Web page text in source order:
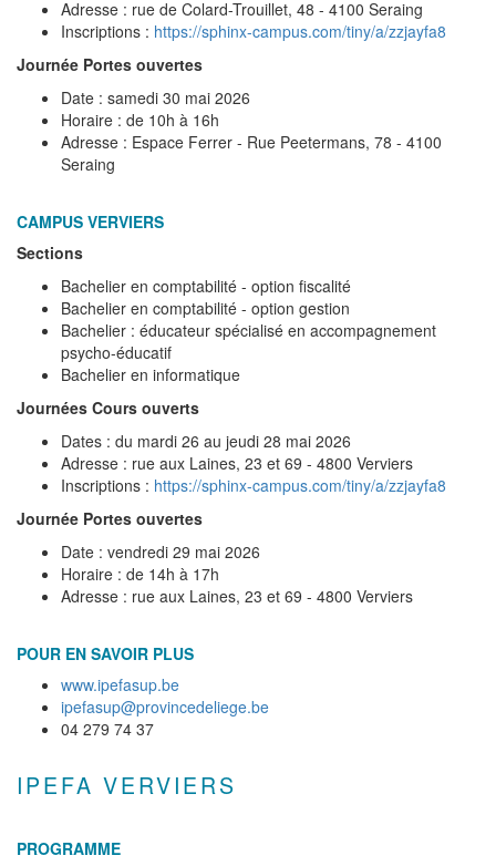
Adresse : rue de Colard-Trouillet, 48 - 4100 Seraing
Inscriptions : https://sphinx-campus.com/tiny/a/zzjayfa8
Journée Portes ouvertes
Date : samedi 30 mai 2026
Horaire : de 10h à 16h
Adresse : Espace Ferrer - Rue Peetermans, 78 - 4100
Seraing
CAMPUS VERVIERS
Sections
Bachelier en comptabilité - option fiscalité
Bachelier en comptabilité - option gestion
Bachelier : éducateur spécialisé en accompagnement
psycho-éducatif
Bachelier en informatique
Journées Cours ouverts
Dates : du mardi 26 au jeudi 28 mai 2026
Adresse : rue aux Laines, 23 et 69 - 4800 Verviers
Inscriptions : https://sphinx-campus.com/tiny/a/zzjayfa8
Journée Portes ouvertes
Date : vendredi 29 mai 2026
Horaire : de 14h à 17h
Adresse : rue aux Laines, 23 et 69 - 4800 Verviers
POUR EN SAVOIR PLUS
www.ipefasup.be
ipefasup@provincedeliege.be
04 279 74 37
IPEFA VERVIERS
PROGRAMME